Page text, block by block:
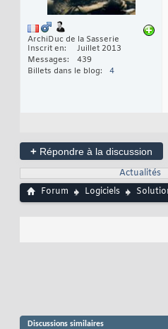
ArchiDuc de la Sasserie
Inscrit en
Juillet 2013
Messages
439
Billets dans le blog
4
+ Répondre à la discussion
Actualités
Forum
Logiciels
Discussions similaires